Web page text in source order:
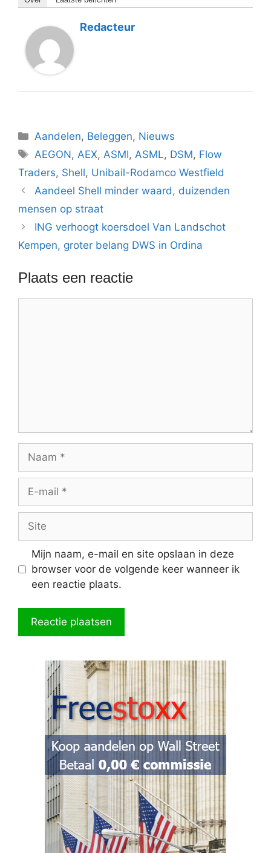
Redacteur
Categorieën
Aandelen, Beleggen, Nieuws
Tags
AEGON, AEX, ASMI, ASML, DSM, Flow
Traders, Shell, Unibail-Rodamco Westfield
Aandeel Shell minder waard, duizenden
mensen op straat
ING verhoogt koersdoel Van Landschot
Kempen, groter belang DWS in Ordina
Plaats een reactie
Naam
Site
Mijn naam, e-mail en site opslaan in deze
browser voor de volgende keer wanneer ik
een reactie plaats.